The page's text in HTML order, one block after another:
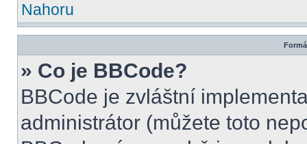
Nahoru
» Co je BBCode?
BBCode je zvláštní
administrátor (můžete toto